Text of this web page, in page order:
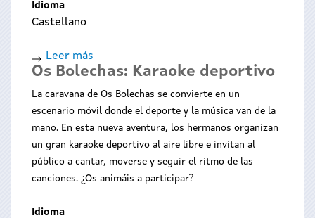
Idioma
Castellano
Leer más
Deitado
na
area
Os Bolechas: Karaoke deportivo
La caravana de Os Bolechas se convierte en un
escenario móvil donde el deporte y la música van de la
mano. En esta nueva aventura, los hermanos organizan
un gran karaoke deportivo al aire libre e invitan al
público a cantar, moverse y seguir el ritmo de las
canciones. ¿Os animáis a participar?
Idioma